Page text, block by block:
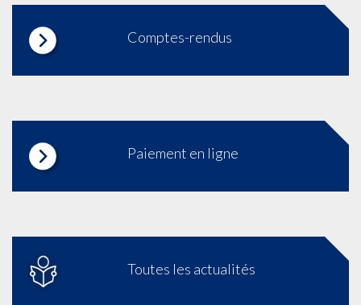
Comptes-rendus
Paiement en ligne
Toutes les actualités